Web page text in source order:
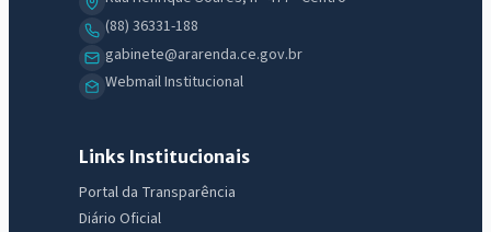
(88) 36331-188
gabinete@ararenda.ce.gov.br
Webmail Institucional
Links Institucionais
Portal da Transparência
Diário Oficial
IntGest AI
Olá. Pergunte sobre serviços, notícias, legislação, Diário Oficial,
licitações, estrutura ou transparência do município.